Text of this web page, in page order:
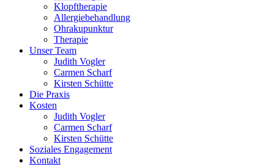
Klopftherapie
Allergiebehandlung
Ohrakupunktur
Therapie
Unser Team
Judith Vogler
Carmen Scharf
Kirsten Schütte
Die Praxis
Kosten
Judith Vogler
Carmen Scharf
Kirsten Schütte
Soziales Engagement
Kontakt